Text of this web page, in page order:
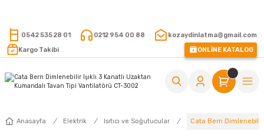
0542 535 28 01 0212 954 00 88
kozaydinlatma@gmail.com
Kargo Takibi
ONLİNE KATALOG
Anasayfa Elektrik Isıtıcı ve Soğutucular Cata Bern Dimlenebilir